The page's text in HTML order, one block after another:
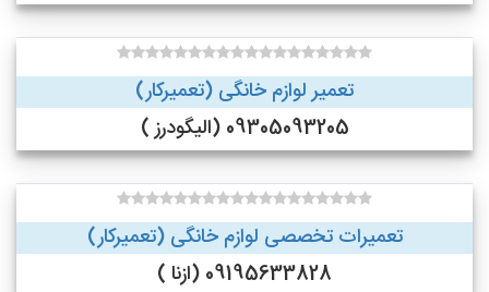
تعمیر لوازم خانگی (تعمیرکار)
09305093205 (الیگودرز )
تعمیرات تخصصی لوازم خانگی (تعمیرکار)
09195633828 (ازنا )